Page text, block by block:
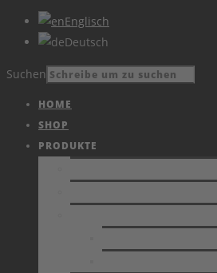
Englisch
Deutsch
Suchen
HOME
SHOP
PRODUKTE